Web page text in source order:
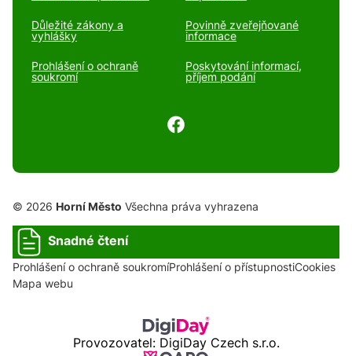
Důležité zákony a
vyhlášky
Povinně zveřejňované
informace
Prohlášení o ochraně
soukromí
Poskytování informací,
příjem podání
© 2026 Horní Město Všechna práva vyhrazena
Snadné čtení
Prohlášení o ochraně soukromíProhlášení o přístupnostiCookies
Mapa webu
Provozovatel: DigiDay Czech s.r.o.